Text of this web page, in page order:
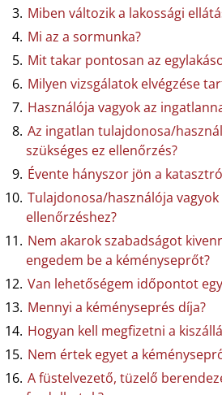
Miben változik a lakossági
Mi az a sormunka?
Mit takar pontosan az
Milyen vizsgálatok elvégzése
Használója vagyok az
Az ingatlan tulajdonosa/
szükséges ez ellenőrzés?
Évente hányszor jön a
Tulajdonosa/használója
ellenőrzéshez?
Nem akarok szabadságot
engedem be a kéményseprőt?
Van lehetőségem időpontot
Mennyi a kéményseprés díja?
Hogyan kell megfizetni a
Nem értek egyet a
A füstelvezető, tüzelő